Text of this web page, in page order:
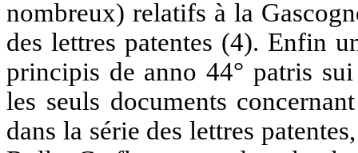
nombreux) relatifs à la
des lettres patentes (4).
principis de anno 44° patris
les seuls documents
dans la série des lettres